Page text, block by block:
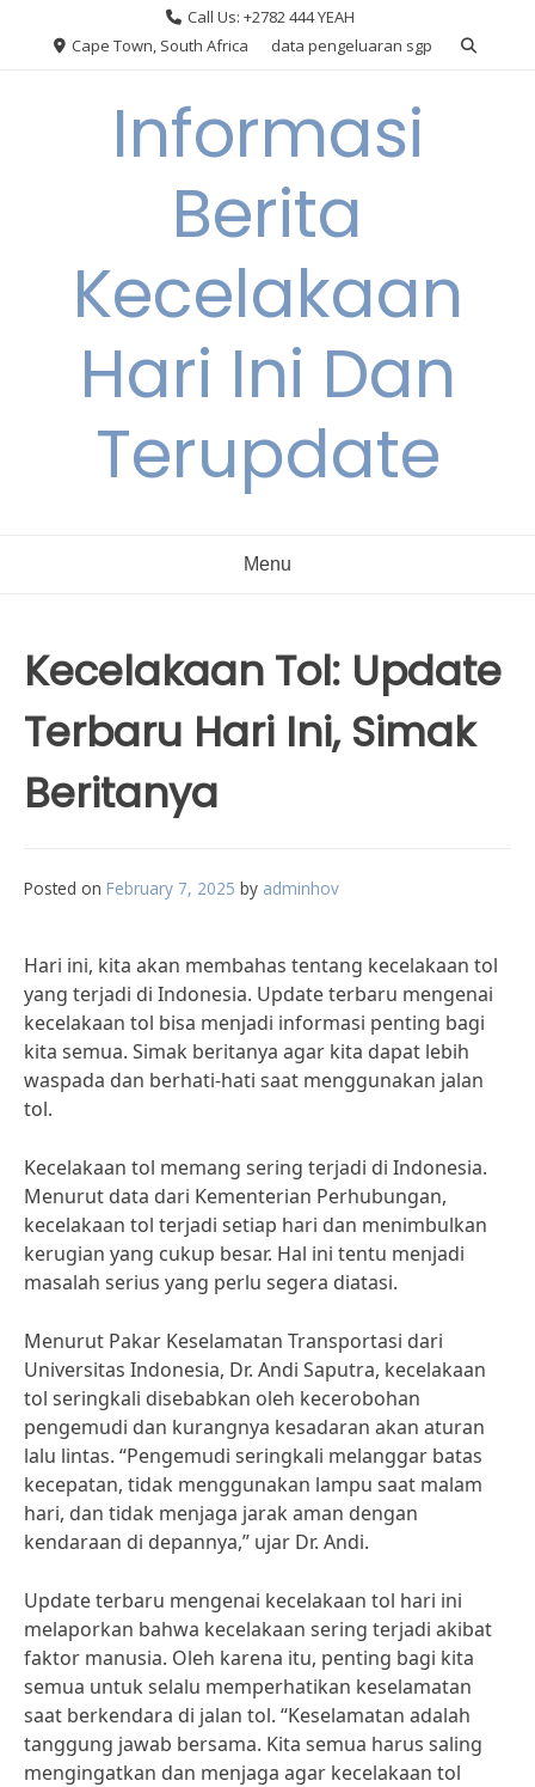
Call Us: +2782 444 YEAH
Cape Town, South Africa
data pengeluaran sgp
Informasi
Berita
Kecelakaan
Hari Ini Dan
Terupdate
Menu
Kecelakaan Tol: Update
Terbaru Hari Ini, Simak
Beritanya
Posted on February 7, 2025 by adminhov
Hari ini, kita akan membahas tentang kecelakaan tol
yang terjadi di Indonesia. Update terbaru mengenai
kecelakaan tol bisa menjadi informasi penting bagi
kita semua. Simak beritanya agar kita dapat lebih
waspada dan berhati-hati saat menggunakan jalan
tol.
Kecelakaan tol memang sering terjadi di Indonesia.
Menurut data dari Kementerian Perhubungan,
kecelakaan tol terjadi setiap hari dan menimbulkan
kerugian yang cukup besar. Hal ini tentu menjadi
masalah serius yang perlu segera diatasi.
Menurut Pakar Keselamatan Transportasi dari
Universitas Indonesia, Dr. Andi Saputra, kecelakaan
tol seringkali disebabkan oleh kecerobohan
pengemudi dan kurangnya kesadaran akan aturan
lalu lintas. “Pengemudi seringkali melanggar batas
kecepatan, tidak menggunakan lampu saat malam
hari, dan tidak menjaga jarak aman dengan
kendaraan di depannya,” ujar Dr. Andi.
Update terbaru mengenai kecelakaan tol hari ini
melaporkan bahwa kecelakaan sering terjadi akibat
faktor manusia. Oleh karena itu, penting bagi kita
semua untuk selalu memperhatikan keselamatan
saat berkendara di jalan tol. “Keselamatan adalah
tanggung jawab bersama. Kita semua harus saling
mengingatkan dan menjaga agar kecelakaan tol